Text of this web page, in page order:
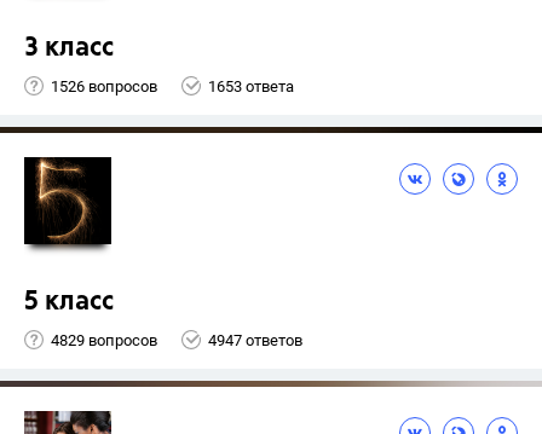
3 класс
1526 вопросов 1653 ответа
5 класс
4829 вопросов 4947 ответов